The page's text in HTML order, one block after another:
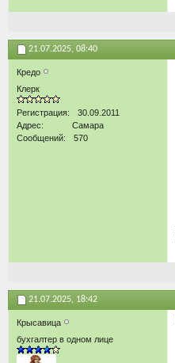
21.07.2025, 08:40
Кредо
Клерк
Регистрация
30.09.2011
Адрес
Самара
Сообщений
570
21.07.2025, 18:42
Крысавица
бухгалтер в одном лице